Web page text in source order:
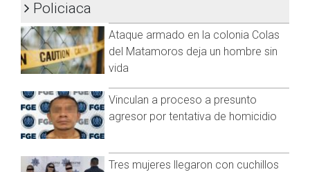
El detenido mayor de edad, responde al nombre de Iván
Daniel “N”, de 21 años, originario del estado de Chiapas.
El minuto a minuto del robo inició con la entrada de los
jóvenes a la tienda, quienes de forma directa amagaron a los
empleados con el arma blanca para sustraer dinero de las
ventas y huir del lugar.
Posteriormente la Policía Municipal, localizó a los presuntos
identificados gracias a videos de vigilancia en la tienda.
Policiaca
Ataque armado en la colonia Colas
del Matamoros deja un hombre sin
vida
Vinculan a proceso a presunto
agresor por tentativa de homicidio
Tres mujeres llegaron con cuchillos